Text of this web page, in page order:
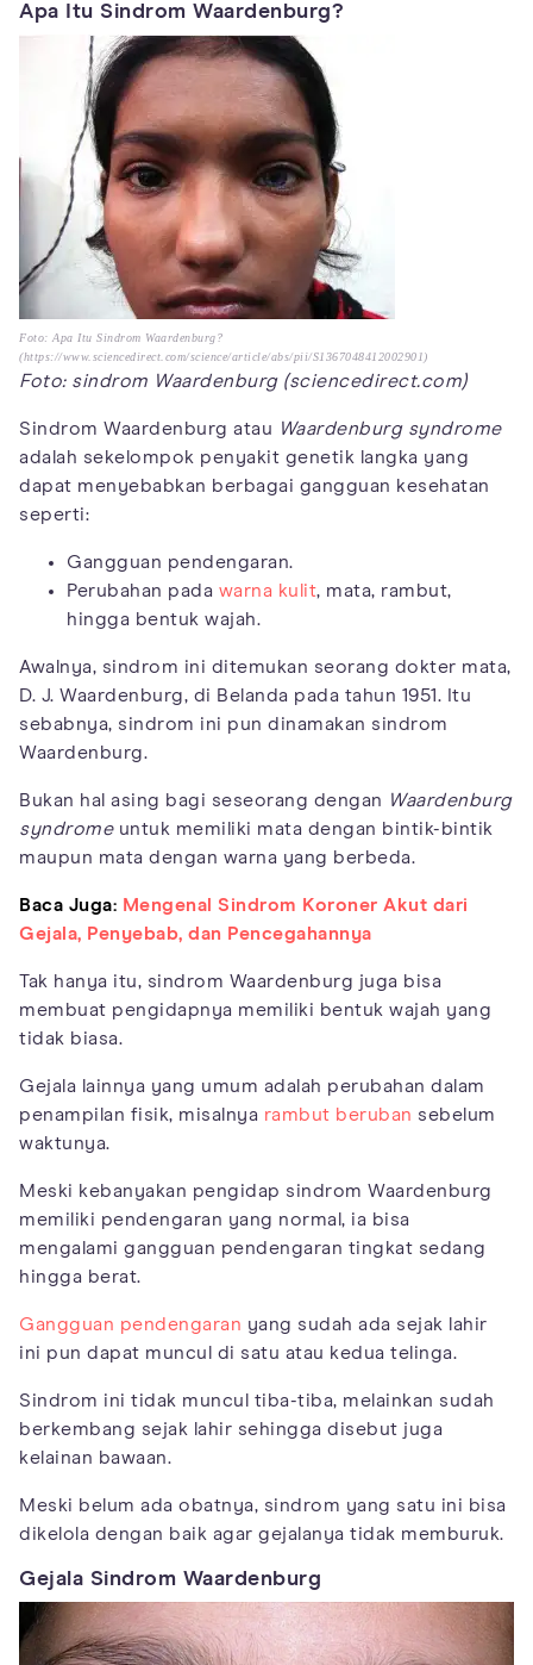
Apa Itu Sindrom Waardenburg?
Foto: Apa Itu Sindrom Waardenburg?
(https://www.sciencedirect.com/science/article/abs/pii/S1367048412002901)
Foto: sindrom Waardenburg (sciencedirect.com)
Sindrom Waardenburg atau Waardenburg syndrome
adalah sekelompok penyakit genetik langka yang
dapat menyebabkan berbagai gangguan kesehatan
seperti:
Gangguan pendengaran.
Perubahan pada warna kulit, mata, rambut,
hingga bentuk wajah.
Awalnya, sindrom ini ditemukan seorang dokter mata,
D. J. Waardenburg, di Belanda pada tahun 1951. Itu
sebabnya, sindrom ini pun dinamakan sindrom
Waardenburg.
Bukan hal asing bagi seseorang dengan Waardenburg
syndromeuntuk memiliki mata dengan bintik-bintik
maupun mata dengan warna yang berbeda.
Baca Juga: Mengenal Sindrom Koroner Akut dari
Gejala, Penyebab, dan Pencegahannya
Tak hanya itu, sindrom Waardenburg juga bisa
membuat pengidapnya memiliki bentuk wajah yang
tidak biasa.
Gejala lainnya yang umum adalah perubahan dalam
penampilan fisik, misalnya rambut beruban sebelum
waktunya.
Meski kebanyakan pengidap sindrom Waardenburg
memiliki pendengaran yang normal, ia bisa
mengalami gangguan pendengaran tingkat sedang
hingga berat.
Gangguan pendengaran yang sudah ada sejak lahir
ini pun dapat muncul di satu atau kedua telinga.
Sindrom ini tidak muncul tiba-tiba, melainkan sudah
berkembang sejak lahir sehingga disebut juga
kelainan bawaan.
Meski belum ada obatnya, sindrom yang satu ini bisa
dikelola dengan baik agar gejalanya tidak memburuk.
Gejala Sindrom Waardenburg